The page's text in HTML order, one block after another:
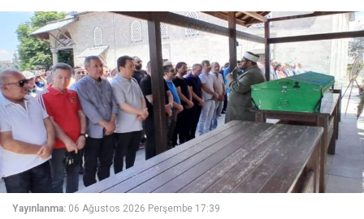
Yayınlanma: 06 Ağustos 2026 Perşembe 17:39